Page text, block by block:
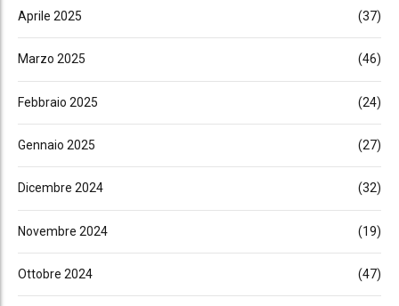
Aprile 2025 (37)
Marzo 2025 (46)
Febbraio 2025 (24)
Gennaio 2025 (27)
Dicembre 2024 (32)
Novembre 2024 (19)
Ottobre 2024 (47)